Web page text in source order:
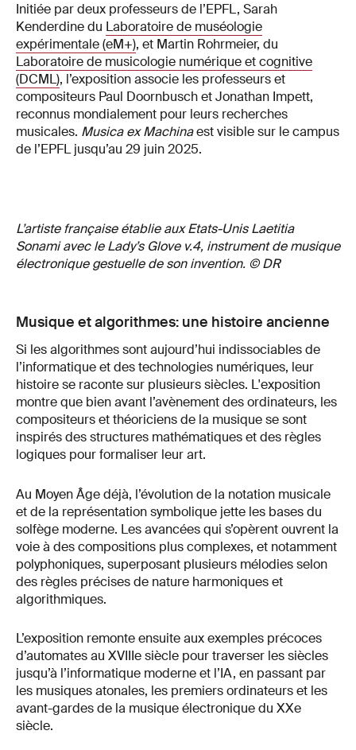
Initiée par deux professeurs de l’EPFL, Sarah
Kenderdine du Laboratoire de muséologie
expérimentale (eM+), et Martin Rohrmeier, du
Laboratoire de musicologie numérique et cognitive
(DCML), l’exposition associe les professeurs et
compositeurs Paul Doornbusch et Jonathan Impett,
reconnus mondialement pour leurs recherches
musicales. Musica ex Machinaest visible sur le campus
de l’EPFL jusqu’au 29 juin 2025.
L’artiste française établie aux Etats-Unis Laetitia
Sonami avec le Lady’s Glove v.4, instrument de musique
électronique gestuelle de son invention. © DR
Musique et algorithmes: une histoire ancienne
Si les algorithmes sont aujourd’hui indissociables de
l’informatique et des technologies numériques, leur
histoire se raconte sur plusieurs siècles. L'exposition
montre que bien avant l’avènement des ordinateurs, les
compositeurs et théoriciens de la musique se sont
inspirés des structures mathématiques et des règles
logiques pour formaliser leur art.
Au Moyen Âge déjà, l’évolution de la notation musicale
et de la représentation symbolique jette les bases du
solfège moderne. Les avancées qui s’opèrent ouvrent la
voie à des compositions plus complexes, et notamment
polyphoniques, superposant plusieurs mélodies selon
des règles précises de nature harmoniques et
algorithmiques.
L’exposition remonte ensuite aux exemples précoces
d’automates au XVIIIe siècle pour traverser les siècles
jusqu’à l’informatique moderne et l’IA, en passant par
les musiques atonales, les premiers ordinateurs et les
avant-gardes de la musique électronique du XXe
siècle.